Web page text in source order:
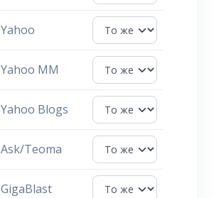
Yahoo
Yahoo MM
Yahoo Blogs
Ask/Teoma
GigaBlast